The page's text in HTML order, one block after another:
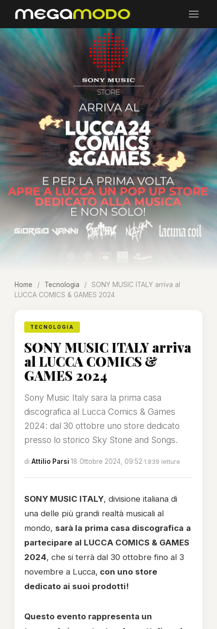
Home / Tecnologia /
SONY MUSIC ITALY arriva al
LUCCA COMICS & GAMES 2024
TECNOLOGIA
SONY MUSIC ITALY arriva
al LUCCA COMICS &
GAMES 2024
Sony Music Italy sara la prima casa
discografica al Lucca Comics & Games
2024: dal 30 ottobre uno store dedicato
presso lo storico Sky Stone and Songs.
di Attilio Parsi·18 Ottobre 2024, 09:52·1.839 letture
SONY MUSIC ITALY, divisione italiana di
una delle più grandi realtà musicali al
mondo, sarà la prima casa discografica a
partecipare al LUCCA COMICS & GAMES
2024, che si terrà dal 30 ottobre fino al 3
novembre a Lucca, con uno store
dedicato ai suoi prodotti!
Questo evento rappresenta un